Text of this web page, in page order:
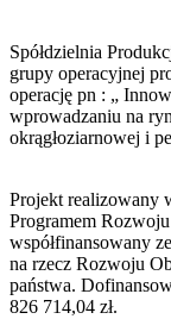
Spółdzielnia
grupy operacyjnej
operację pn : „
wprowadzaniu na
okrągłoziarnowej i
Projekt realizowany
Programem
współfinansowany
na rzecz Rozwoju
państwa.
826 714,04 zł.